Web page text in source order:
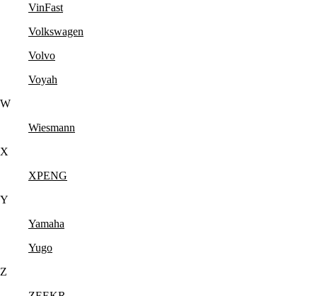
VinFast
Volkswagen
Volvo
Voyah
W
Wiesmann
X
XPENG
Y
Yamaha
Yugo
Z